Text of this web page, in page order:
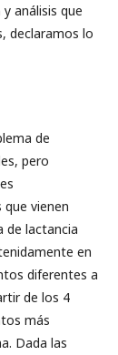
análisis que
declaramos lo
de
pero
vienen
de lactancia
en
diferentes a
de los 4
más
Dada las